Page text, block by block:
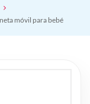
móvil para bebé